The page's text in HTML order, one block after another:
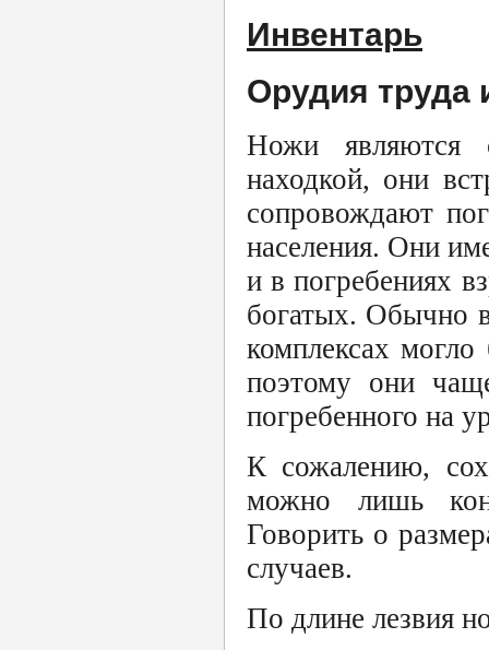
Инвентарь
Орудия
Ножи являются
находкой, они
сопровождают
населения. Они
и в погребениях
богатых. Обычно
комплексах
поэтому они
погребенного на
К сожалению,
можно лишь
Говорить о
случаев.
По длине лезвия